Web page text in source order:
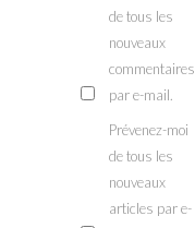
de tous les
nouveaux
commentaires
par e-mail.
Prévenez-moi
de tous les
nouveaux
articles par e-